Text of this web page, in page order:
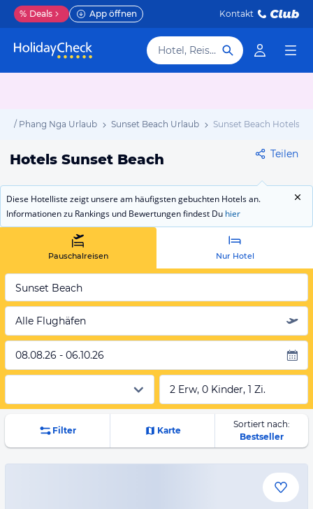
% Deals App öffnen Kontakt
Hotel, Reiseziel
/ Phang Nga Urlaub Sunset Beach Urlaub Sunset Beach Hotels
Hotels Sunset Beach Teilen
Diese Hotelliste zeigt unsere am häufigsten gebuchten Hotels an.
Informationen zu Rankings und Bewertungen findest Du hier
Pauschalreisen Nur Hotel
Sunset Beach
Alle Flughäfen
08.08.26 - 06.10.26
2 Erw, 0 Kinder, 1 Zi.
Filter Karte
Sortiert nach:
Bestseller